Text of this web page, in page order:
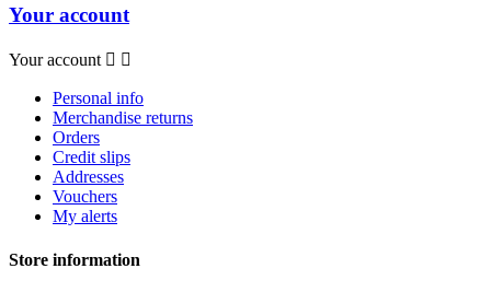
Your account
Your account  
Personal info
Merchandise returns
Orders
Credit slips
Addresses
Vouchers
My alerts
Store information